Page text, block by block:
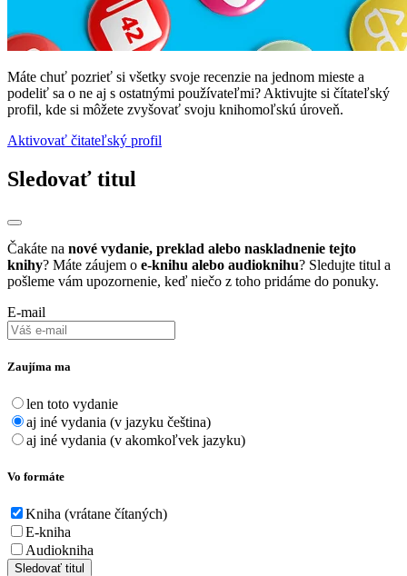
Máte chuť pozrieť si všetky svoje recenzie na jednom mieste a
podeliť sa o ne aj s ostatnými používateľmi? Aktivujte si čítateľský
profil, kde si môžete zvyšovať svoju knihomoľskú úroveň.
Aktivovať čitateľský profil
Sledovať titul
Čakáte na nové vydanie, preklad alebo naskladnenie tejto
knihy? Máte záujem o e-knihu alebo audioknihu? Sledujte titul a
pošleme vám upozornenie, keď niečo z toho pridáme do ponuky.
E-mail
Zaujíma ma
len toto vydanie
aj iné vydania (v jazyku čeština)
aj iné vydania (v akomkoľvek jazyku)
Vo formáte
Kniha (vrátane čítaných)
E-kniha
Audiokniha
Sledovať titul